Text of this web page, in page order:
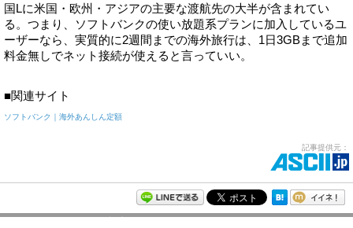
国Lに米国・欧州・アジアの主要な渡航先の大半が含まれてい
る。つまり、ソフトバンクの使い放題系プランに加入しているユ
ーザーなら、実質的に2週間までの海外旅行は、1日3GBまで追加
料金無しでネット接続が使えると言っていい。
■関連サイト
ソフトバンク｜海外あんしん定額
記事提供元：